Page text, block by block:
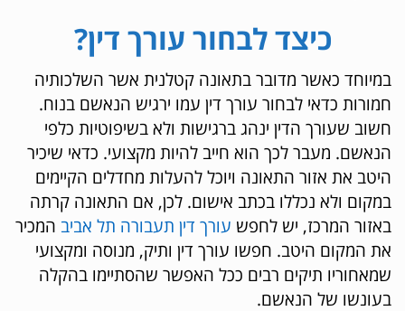
כיצד לבחור עורך דין?
במיוחד כאשר מדובר בתאונה קטלנית אשר השלכותיה
חמורות כדאי לבחור עורך דין עמו ירגיש הנאשם בנוח.
חשוב שעורך הדין ינהג ברגישות ולא בשיפוטיות כלפי
הנאשם. מעבר לכך הוא חייב להיות מקצועי. כדאי שיכיר
היטב את אזור התאונה ויוכל להעלות מחדלים הקיימים
במקום ולא נכללו בכתב אישום. לכן, אם התאונה קרתה
באזור המרכז, יש לחפש עורך דין תעבורה תל אביב המכיר
את המקום היטב. חפשו עורך דין ותיק, מנוסה ומקצועי
שמאחוריו תיקים רבים ככל האפשר שהסתיימו בהקלה
בעונשו של הנאשם.